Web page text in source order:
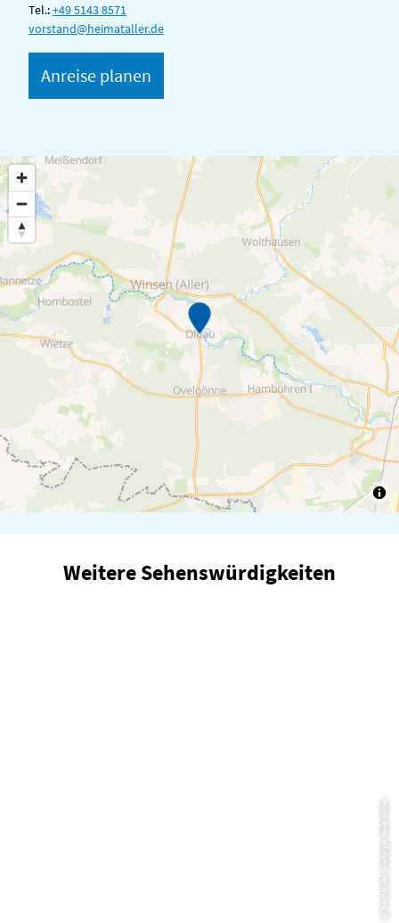
Tel.:+49 5143 8571
vorstand@heimataller.de
Anreise planen
Weitere Sehenswürdigkeiten
© Partner der Lüneburger Heide GmbH